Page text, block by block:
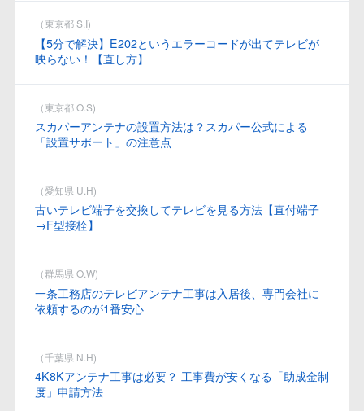
（東京都 S.I)
【5分で解決】E202というエラーコードが出てテレビが
映らない！【直し方】
（東京都 O.S)
スカパーアンテナの設置方法は？スカパー公式による
「設置サポート」の注意点
（愛知県 U.H)
古いテレビ端子を交換してテレビを見る方法【直付端子
→F型接栓】
（群馬県 O.W)
一条工務店のテレビアンテナ工事は入居後、専門会社に
依頼するのが1番安心
（千葉県 N.H)
4K8Kアンテナ工事は必要？ 工事費が安くなる「助成金制
度」申請方法